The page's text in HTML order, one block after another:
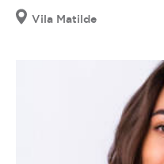
Vila Matilde